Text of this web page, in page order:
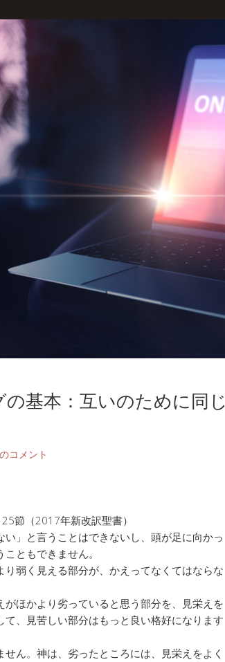
基本：互いのために同じ
コメント
節（2017年新改訳聖書）
」と言うことはできないし、頭が足に向かっ
ともできません。
弱く見える部分が、かえってなくてはならな
がほかより劣っていると思う部分を、見栄えを
、見苦しい部分はもっと良い格好になります
ん。神は、劣ったところには、見栄えをよく